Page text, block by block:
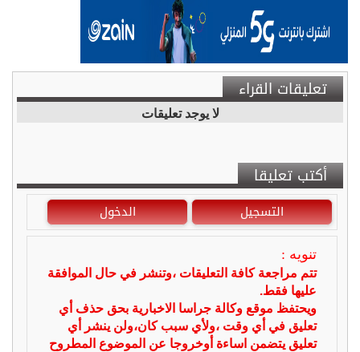
تعليقات القراء
لا يوجد تعليقات
أكتب تعليقا
التسجيل الدخول
تنويه :
تتم مراجعة كافة التعليقات ،وتنشر في حال الموافقة
عليها فقط.
ويحتفظ موقع وكالة جراسا الاخبارية بحق حذف أي
تعليق في أي وقت ،ولأي سبب كان،ولن ينشر أي
تعليق يتضمن اساءة أوخروجا عن الموضوع المطروح